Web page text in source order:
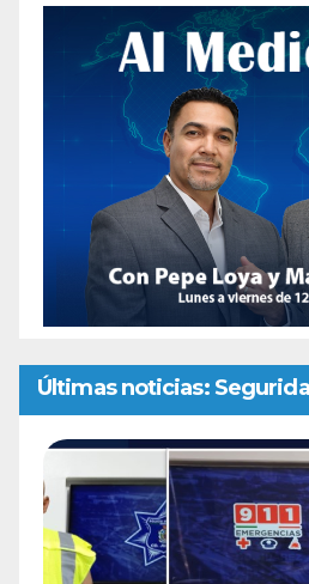
Últimas noticias: